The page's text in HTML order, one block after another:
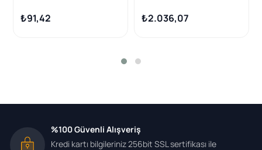
₺91,42 ₺2.036,07
%100 Güvenli Alışveriş
Kredi kartı bilgileriniz 256bit SSL sertifikası ile